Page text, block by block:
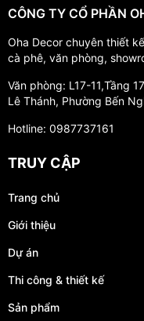
CÔNG TY CỔ PHẦN
Oha Decor chuyên thiết
cà phê, văn phòng,
Văn phòng: L17-11,Tầng
Lê Thánh, Phường Bến
Hotline: 0987737161
TRUY CẬP
Trang chủ
Giới thiệu
Dự án
Thi công & thiết kế
Sản phẩm